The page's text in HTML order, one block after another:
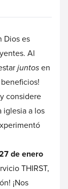
Dios es
Al
juntosen
considere
iglesia a los
de enero
THIRST,
¡Nos